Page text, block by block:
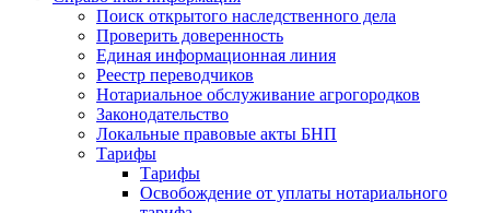
Поиск открытого наследственного дела
Проверить доверенность
Единая информационная линия
Реестр переводчиков
Нотариальное обслуживание агрогородков
Законодательство
Локальные правовые акты БНП
Тарифы
Тарифы
Освобождение от уплаты нотариального